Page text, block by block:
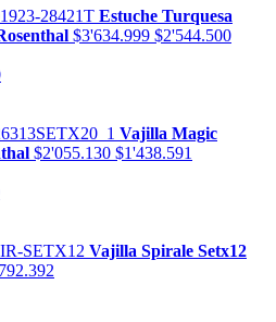
Estuche Turquesa
$3'634.999 $2'544.500
Vajilla Magic
$2'055.130 $1'438.591
Vajilla Spirale Setx12